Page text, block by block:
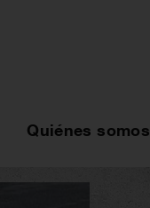
Quiénes somos